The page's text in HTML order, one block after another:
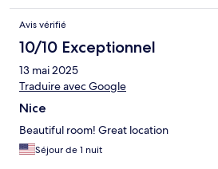
Avis vérifié
10/10 Exceptionnel
13 mai 2025
Traduire avec Google
Nice
Beautiful room! Great location
Séjour de 1 nuit